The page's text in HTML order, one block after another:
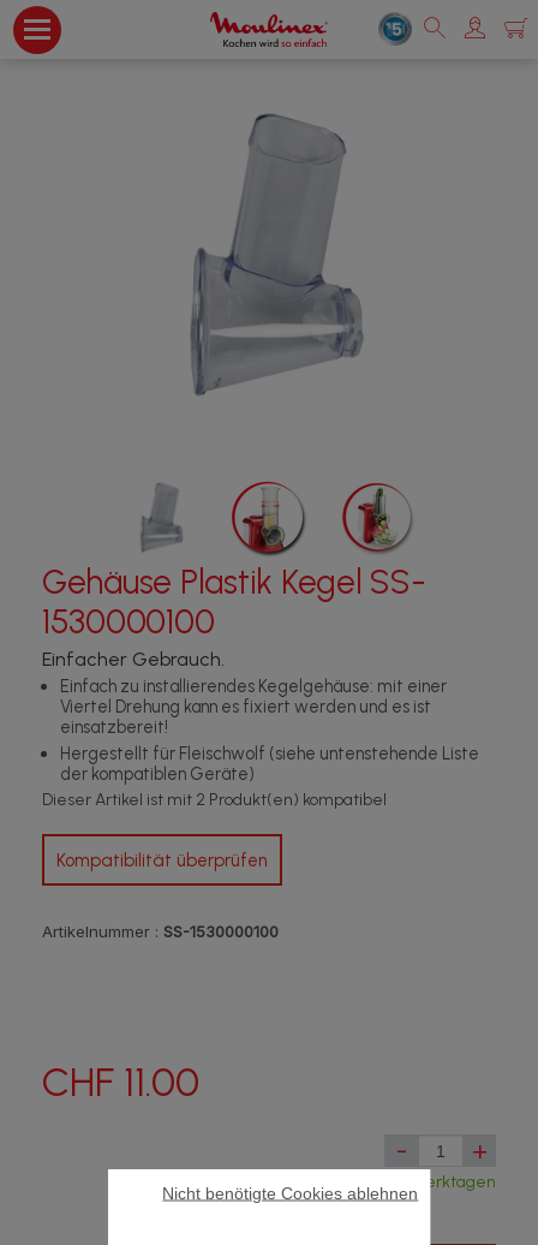
Gehäuse Plastik Kegel SS-
1530000100
Einfacher Gebrauch.
Einfach zu installierendes Kegelgehäuse: mit einer
Viertel Drehung kann es fixiert werden und es ist
einsatzbereit!
Hergestellt für Fleischwolf (siehe untenstehende Liste
der kompatiblen Geräte)
Dieser Artikel ist mit 2 Produkt(en) kompatibel
Kompatibilität überprüfen
Artikelnummer : SS-1530000100
CHF 11.00
- +
Verfügbar, Lieferung aus Frankreich in 5 Werktagen
Nicht benötigte Cookies ablehnen